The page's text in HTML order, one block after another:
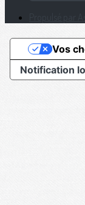
Notification
Vos